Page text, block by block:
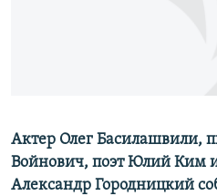
Актер Олег Басилашвили,
Войнович, поэт Юлий Ким
Александр Городницкий